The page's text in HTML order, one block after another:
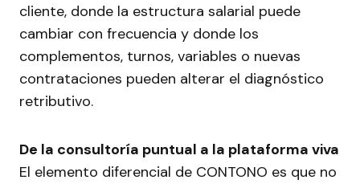
cliente, donde la estructura salarial puede
cambiar con frecuencia y donde los
complementos, turnos, variables o nuevas
contrataciones pueden alterar el diagnóstico
retributivo.
De la consultoría puntual a la plataforma viva
El elemento diferencial de CONTONO es que no